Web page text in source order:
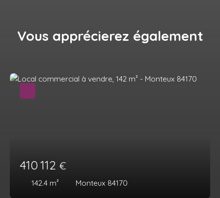
Vous apprécierez également
410 112 €
142.4 m² Monteux 84170